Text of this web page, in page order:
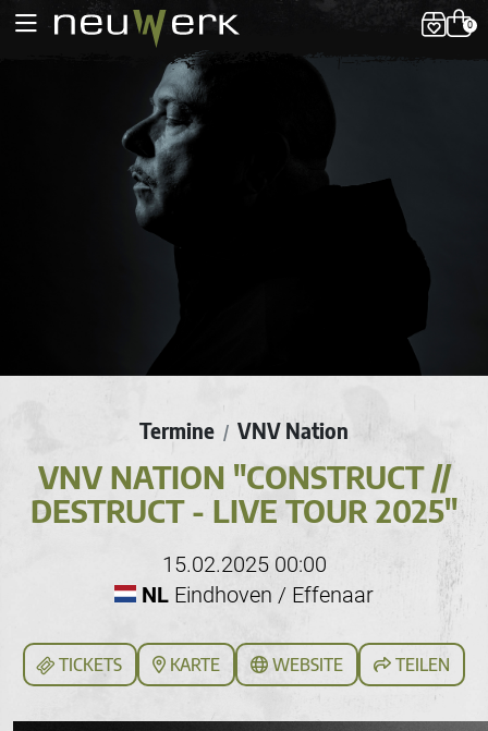
0
Termine / VNV Nation
VNV NATION "CONSTRUCT //
DESTRUCT - LIVE TOUR 2025"
15.02.2025 00:00
NLEindhoven / Effenaar
TICKETS KARTE WEBSITE TEILEN